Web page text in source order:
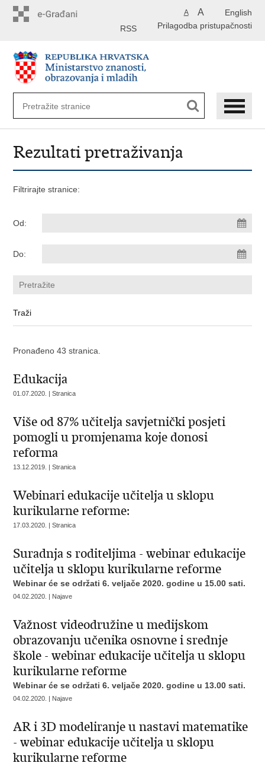
English
A A
Prilagodba pristupačnosti
RSS
Rezultati pretraživanja
Filtrirajte stranice:
Od:
Do:
Pronađeno 43 stranica.
Edukacija
01.07.2020. | Stranica
Više od 87% učitelja savjetnički posjeti
pomogli u promjenama koje donosi
reforma
13.12.2019. | Stranica
Webinari edukacije učitelja u sklopu
kurikularne reforme:
17.03.2020. | Stranica
Suradnja s roditeljima - webinar edukacije
učitelja u sklopu kurikularne reforme
Webinar će se održati 6. veljače 2020. godine u 15.00 sati.
04.02.2020. | Najave
Važnost videodružine u medijskom
obrazovanju učenika osnovne i srednje
škole - webinar edukacije učitelja u sklopu
kurikularne reforme
Webinar će se održati 6. veljače 2020. godine u 13.00 sati.
04.02.2020. | Najave
AR i 3D modeliranje u nastavi matematike
- webinar edukacije učitelja u sklopu
kurikularne reforme